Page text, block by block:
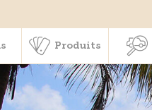
Produits